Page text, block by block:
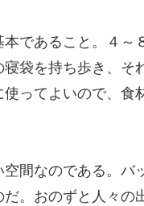
であること。４
袋を持ち歩き、
ってよいので、
間なのである。
。おのずと人々